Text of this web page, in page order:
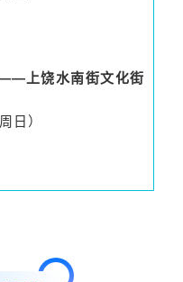
上饶水南街文化街
日）